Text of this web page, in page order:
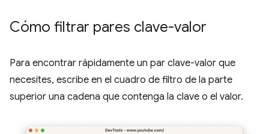
Cómo filtrar pares clave-valor
Para encontrar rápidamente un par clave-valor que
necesites, escribe en el cuadro de filtro de la parte
superior una cadena que contenga la clave o el valor.